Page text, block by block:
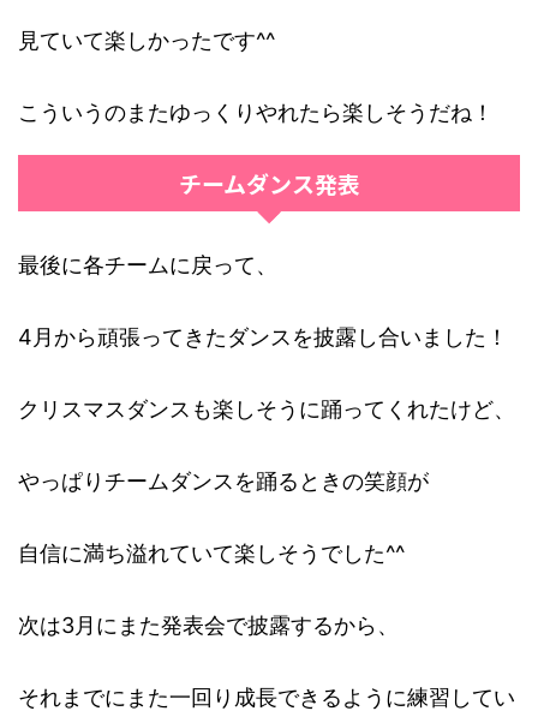
見ていて楽しかったです^^
こういうのまたゆっくりやれたら楽しそうだね！
チームダンス発表
最後に各チームに戻って、
4月から頑張ってきたダンスを披露し合いました！
クリスマスダンスも楽しそうに踊ってくれたけど、
やっぱりチームダンスを踊るときの笑顔が
自信に満ち溢れていて楽しそうでした^^
次は3月にまた発表会で披露するから、
それまでにまた一回り成長できるように練習してい